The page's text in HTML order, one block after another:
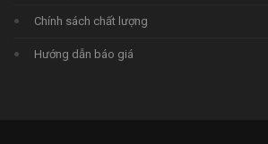
Chính sách chất lượng
Hướng dẫn báo giá